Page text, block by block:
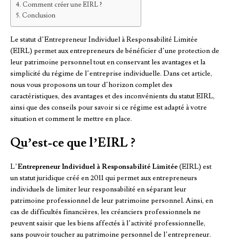
Comment créer une EIRL ?
Conclusion
Le statut d’Entrepreneur Individuel à Responsabilité Limitée
(EIRL) permet aux entrepreneurs de bénéficier d’une protection de
leur patrimoine personnel tout en conservant les avantages et la
simplicité du régime de l’entreprise individuelle. Dans cet article,
nous vous proposons un tour d’horizon complet des
caractéristiques, des avantages et des inconvénients du statut EIRL,
ainsi que des conseils pour savoir si ce régime est adapté à votre
situation et comment le mettre en place.
Qu’est-ce que l’EIRL ?
L’Entrepreneur Individuel à Responsabilité Limitée(EIRL) est
un statut juridique créé en 2011 qui permet aux entrepreneurs
individuels de limiter leur responsabilité en séparant leur
patrimoine professionnel de leur patrimoine personnel. Ainsi, en
cas de difficultés financières, les créanciers professionnels ne
peuvent saisir que les biens affectés à l’activité professionnelle,
sans pouvoir toucher au patrimoine personnel de l’entrepreneur.